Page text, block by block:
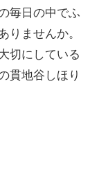
に“
海
道”
毎日の中でふ
りませんか。
切にしている
貫地谷しほり